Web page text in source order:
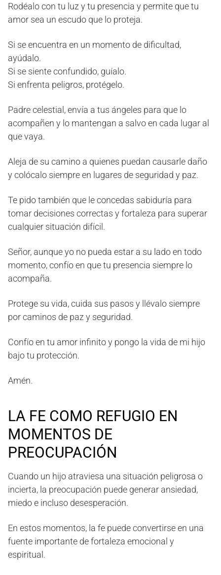
Rodéalo con tu luz y tu presencia y permite que tu
amor sea un escudo que lo proteja.
Si se encuentra en un momento de dificultad,
ayúdalo.
Si se siente confundido, guíalo.
Si enfrenta peligros, protégelo.
Padre celestial, envía a tus ángeles para que lo
acompañen y lo mantengan a salvo en cada lugar al
que vaya.
Aleja de su camino a quienes puedan causarle daño
y colócalo siempre en lugares de seguridad y paz.
Te pido también que le concedas sabiduría para
tomar decisiones correctas y fortaleza para superar
cualquier situación difícil.
Señor, aunque yo no pueda estar a su lado en todo
momento, confío en que tu presencia siempre lo
acompaña.
Protege su vida, cuida sus pasos y llévalo siempre
por caminos de paz y seguridad.
Confío en tu amor infinito y pongo la vida de mi hijo
bajo tu protección.
Amén.
LA FE COMO REFUGIO EN
MOMENTOS DE
PREOCUPACIÓN
Cuando un hijo atraviesa una situación peligrosa o
incierta, la preocupación puede generar ansiedad,
miedo e incluso desesperación.
En estos momentos, la fe puede convertirse en una
fuente importante de fortaleza emocional y
espiritual.